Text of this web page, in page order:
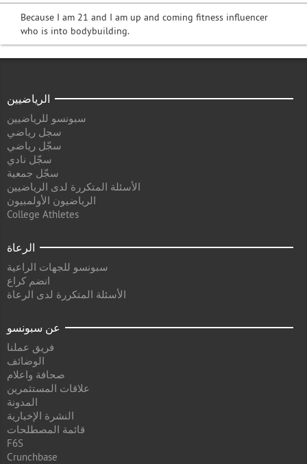
Because I am 21 and I am up and coming fitness influencer
who is into bodybuilding.
الرياضيين
سبونسو للرياضيين
سجل رياضي
سجّل رياضي
سجّل نادي
سجّل جمعية
الأسئلة المتكررة لدى الرياضيين
الرياضيون الأولمبيون
College Athletes
الرعاة
سبونسو للجهات الراعية
انضم كراع
الأسئلة المتكررة لدى الرعاة
عن سبونسو
فريق عملنا
الوضائف
صحافة واعلام
علاقات المستثمرين
المدونة
النشرة الإخبارية
قائمة المصطلحات
F6S
Crunchbase